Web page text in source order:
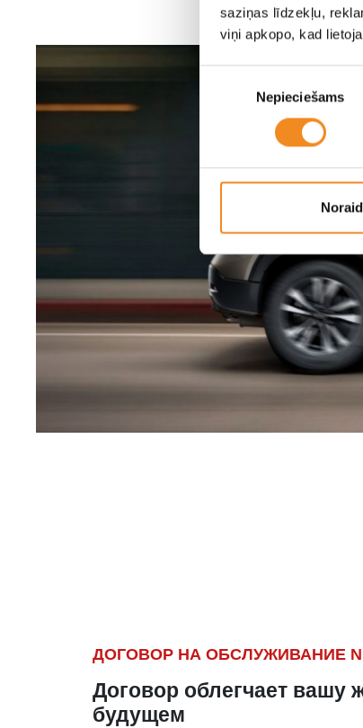
saziņas līdzekļu,
viņi apkopo, kad
Nepieciešams
ДОГОВОР НА ОБСЛУЖИВАНИЕ
Договор облегчает вашу
будущем